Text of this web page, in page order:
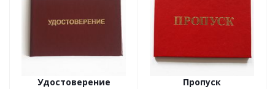
Удостоверение Пропуск